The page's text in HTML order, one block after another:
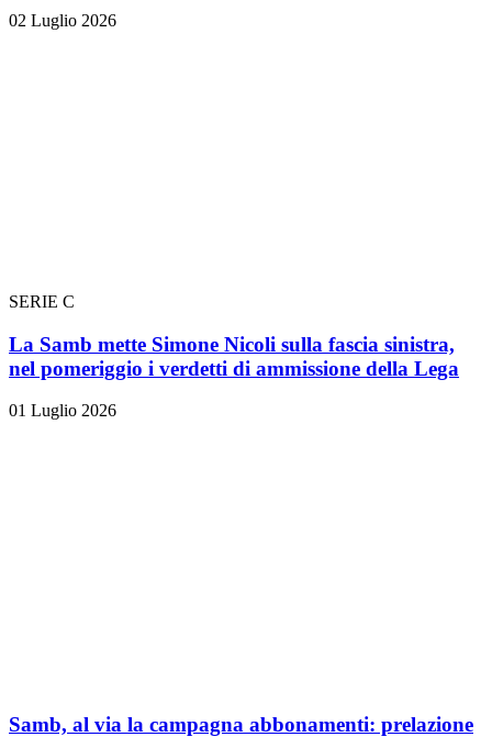
02 Luglio 2026
SERIE C
La Samb mette Simone Nicoli sulla fascia sinistra,
nel pomeriggio i verdetti di ammissione della Lega
01 Luglio 2026
Samb, al via la campagna abbonamenti: prelazione